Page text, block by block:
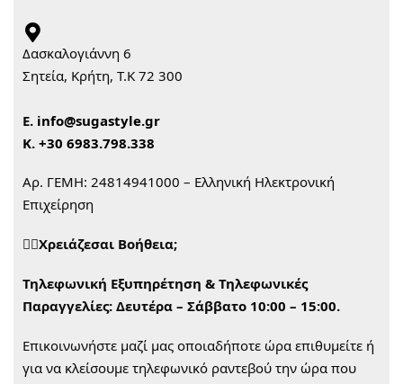
Δασκαλογιάννη 6
Σητεία, Κρήτη, Τ.Κ 72 300
Ε. info@sugastyle.gr
Κ. +30 6983.798.338
Αρ. ΓΕΜΗ: 24814941000 – Ελληνική Ηλεκτρονική
Επιχείρηση
🙋‍♀️Χρειάζεσαι Βοήθεια;
Τηλεφωνική Εξυπηρέτηση & Τηλεφωνικές
Παραγγελίες: Δευτέρα – Σάββατο 10:00 – 15:00.
Επικοινωνήστε μαζί μας οποιαδήποτε ώρα επιθυμείτε ή
για να κλείσουμε τηλεφωνικό ραντεβού την ώρα που